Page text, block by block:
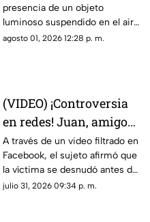
que asemeja un OVNI
presencia de un objeto
luminoso suspendido en el aire
que no coincidía con drones ni
agosto 01, 2026 12:28 p. m.
(VIDEO) ¡Controversia
en redes! Juan, amigo
de José Bélico, habría
movido un cadáver que
cayó en su dique
A través de un video filtrado en
Facebook, el sujeto afirmó que
la víctima se desnudó antes de
caer y justificó haber movido
julio 31, 2026 09:34 p. m.